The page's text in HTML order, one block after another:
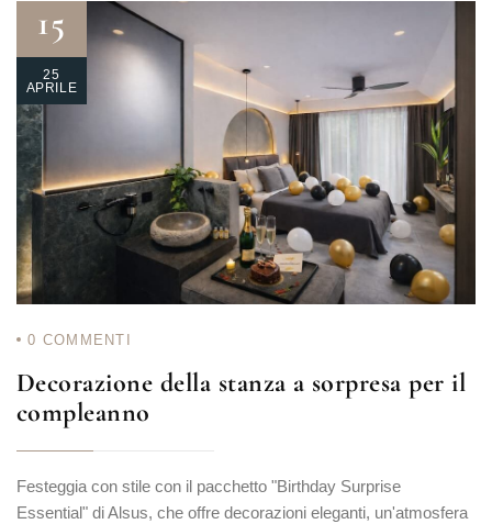
15
25
APRILE
0 COMMENTI
Decorazione della stanza a sorpresa per il
compleanno
Festeggia con stile con il pacchetto "Birthday Surprise
Essential" di Alsus, che offre decorazioni eleganti, un'atmosfera